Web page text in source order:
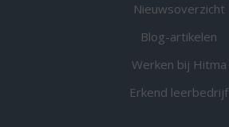
Nieuwsoverzicht
Blog-artikelen
Werken bij Hitma
Erkend leerbedrijf